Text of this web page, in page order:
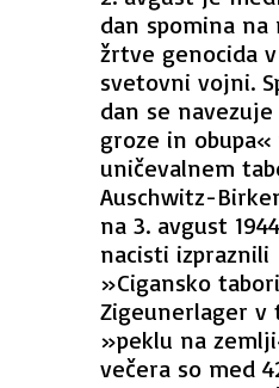
dan spomina na
žrtve genocida
svetovni vojni.
dan se
groze in obupa«
uničevalnem
Auschwitz-
na 3. avgust
nacisti izpraznili
»Cigansko
Zigeunerlager v
»peklu na
večera so med